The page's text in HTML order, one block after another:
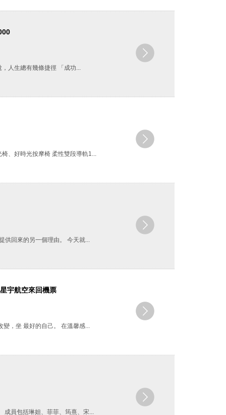
⽣總有幾條捷徑 「成功...
、好時光按摩椅 柔性雙段導軌1...
供回來的另一個理由。 今天就...
宇航空來回機票
，坐 最好的自己。 在溫馨感...
成員包括琳妲、菲菲、筠熹、宋...